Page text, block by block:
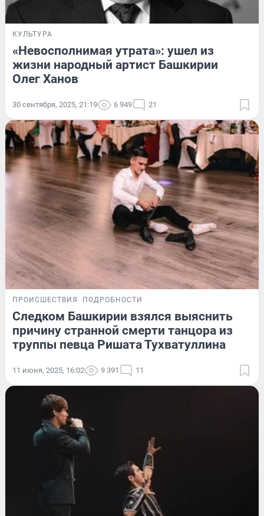
КУЛЬТУРА
«Невосполнимая утрата»: ушел из
жизни народный артист Башкирии
Олег Ханов
30 сентября, 2025, 21:19 6 949 21
ПРОИСШЕСТВИЯ ПОДРОБНОСТИ
Следком Башкирии взялся выяснить
причину странной смерти танцора из
труппы певца Ришата Тухватуллина
11 июня, 2025, 16:02 9 391 11